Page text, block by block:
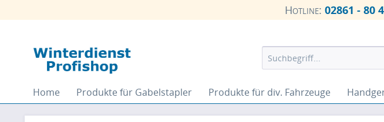
Hotline: 02861 - 80
Home Produkte für Gabelstapler Produkte für div. Fahrzeuge